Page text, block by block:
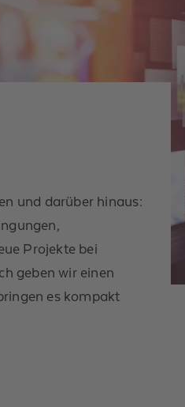
und darüber hinaus:
Projekte bei
geben wir einen
es kompakt